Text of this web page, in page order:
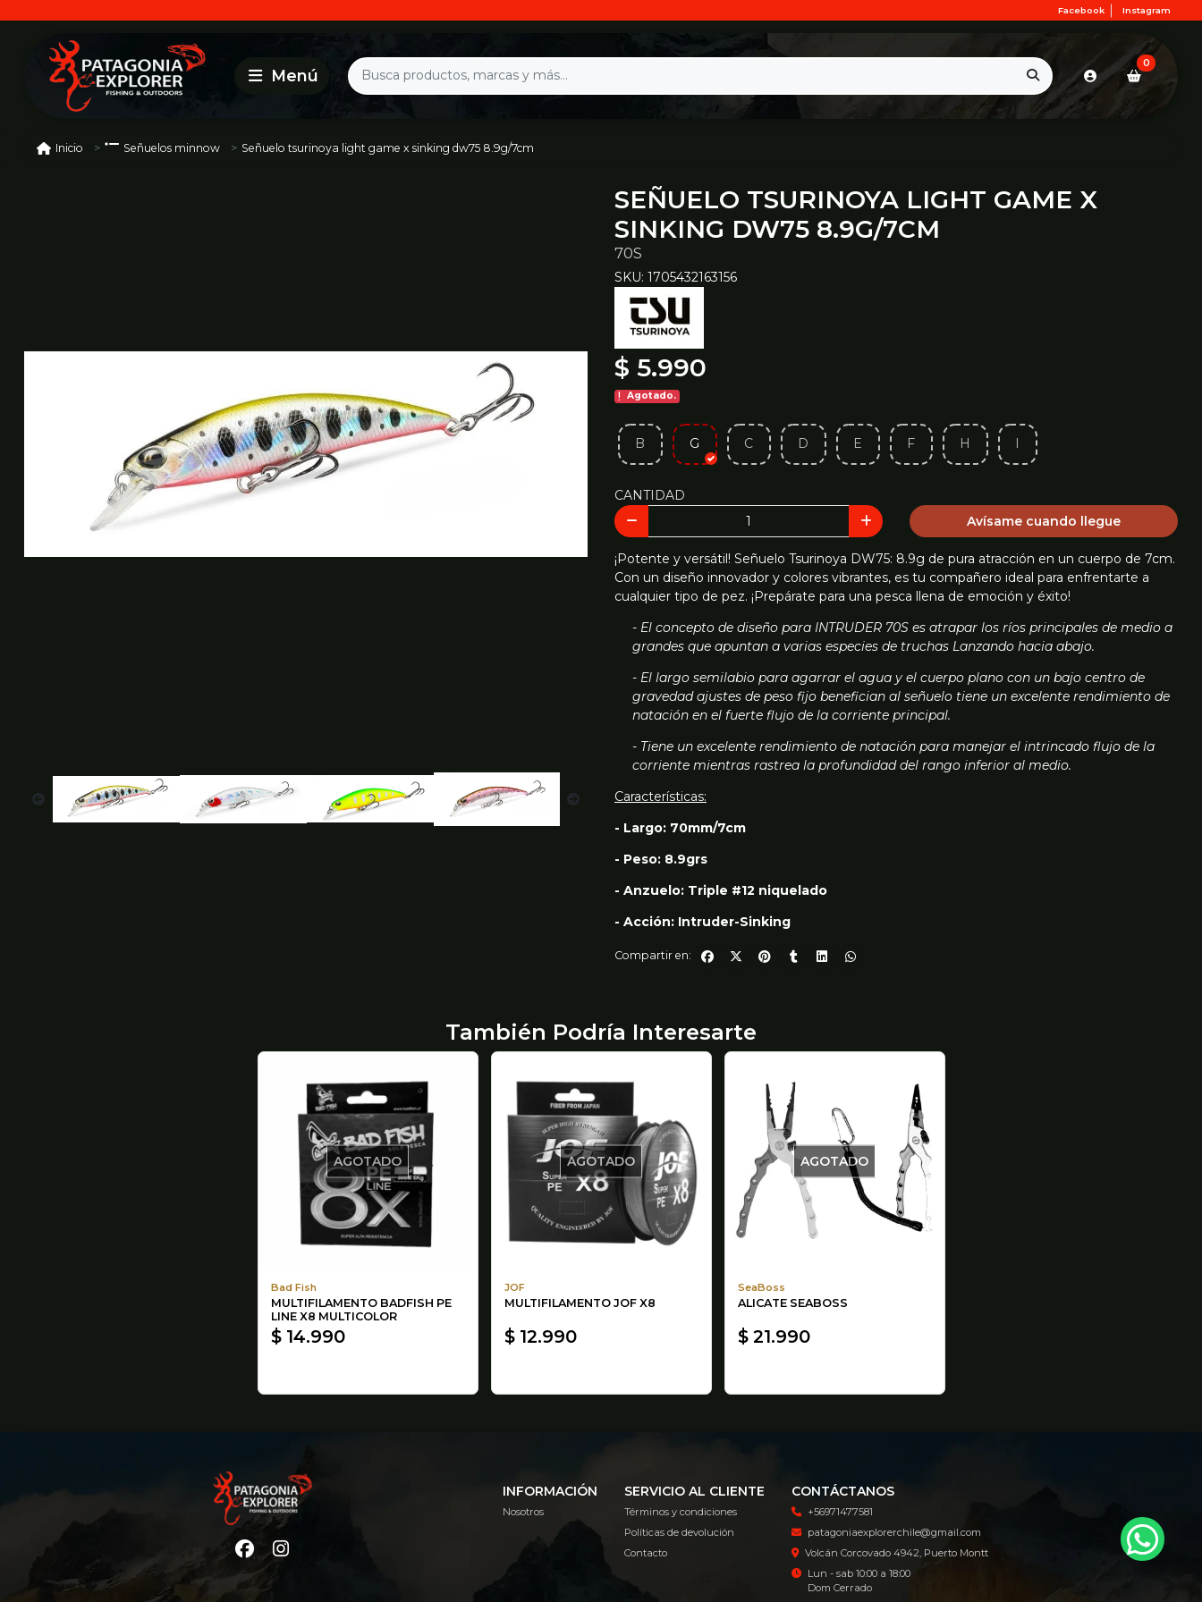
Facebook Instagram
0
Inicio Señuelos minnow Señuelo tsurinoya light game x sinking dw75 8.9g/7cm
SEÑUELO TSURINOYA LIGHT GAME X
SINKING DW75 8.9G/7CM
70S
SKU: 1705432163156
$ 5.990
Agotado.
B G C D E F H I
CANTIDAD
Avísame cuando llegue
¡Potente y versátil! Señuelo Tsurinoya DW75: 8.9g de pura atracción en un cuerpo de 7cm.
Con un diseño innovador y colores vibrantes, es tu compañero ideal para enfrentarte a
cualquier tipo de pez. ¡Prepárate para una pesca llena de emoción y éxito!
- El concepto de diseño para INTRUDER 70S es atrapar los ríos principales de medio a
grandes que apuntan a varias especies de truchas Lanzando hacia abajo.
- El largo semilabio para agarrar el agua y el cuerpo plano con un bajo centro de
gravedad ajustes de peso fijo benefician al señuelo tiene un excelente rendimiento de
natación en el fuerte flujo de la corriente principal.
- Tiene un excelente rendimiento de natación para manejar el intrincado flujo de la
corriente mientras rastrea la profundidad del rango inferior al medio.
Características:
- Largo: 70mm/7cm
- Peso: 8.9grs
- Anzuelo: Triple #12 niquelado
- Acción: Intruder-Sinking
Compartir en:
También Podría Interesarte
AGOTADO
Bad Fish
MULTIFILAMENTO BADFISH PE
LINE X8 MULTICOLOR
$ 14.990
AGOTADO
JOF
MULTIFILAMENTO JOF X8
$ 12.990
AGOTADO
SeaBoss
ALICATE SEABOSS
$ 21.990
INFORMACIÓN
Nosotros
SERVICIO AL CLIENTE
Términos y condiciones
Políticas de devolución
Contacto
CONTÁCTANOS
+56971477581
patagoniaexplorerchile@gmail.com
Volcán Corcovado 4942, Puerto Montt
Lun - sab 10:00 a 18:00
Dom Cerrado